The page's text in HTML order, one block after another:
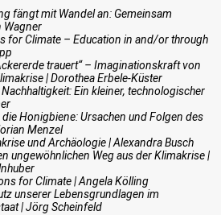
fängt mit Wandel an: Gemeinsam
Wagner
for Climate – Education in and/or through
trauert“ – Imaginationskraft von
| Dorothea Erbele-Küster
Ein kleiner, technologischer
Honigbiene: Ursachen und Folgen des
Menzel
und Archäologie | Alexandra Busch
ungewöhnlichen Weg aus der Klimakrise |
for Climate | Angela Kölling
unserer Lebensgrundlagen im
| Jörg Scheinfeld